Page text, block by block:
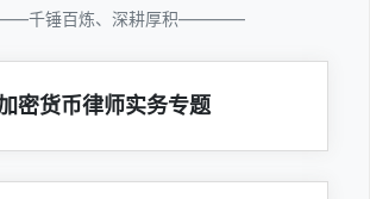
千锤百炼、深耕厚积————
密货币律师实务专题